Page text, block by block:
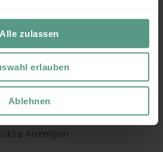
Alle zulassen
erlauben
Ablehnen
ein Nutzer bis zum
Anzeigen